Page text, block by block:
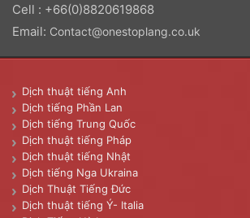
Cell : +66(0)8820619868
Email: Contact@onestoplang.co.uk
Dịch thuật tiếng Anh
Dịch tiếng Phần Lan
Dịch tiếng Trung Quốc
Dịch thuật tiếng Pháp
Dịch thuật tiếng Nhật
Dịch tiếng Nga Ukraina
Dịch Thuật Tiếng Đức
Dịch thuật tiếng Ý- Italia